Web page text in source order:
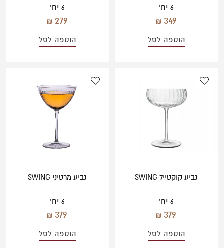
6 יח'
349
הוספה לסל
6 יח'
279
הוספה לסל
גביע קוקטייל SWING
6 יח'
379
הוספה לסל
גביע מרטיני SWING
6 יח'
379
הוספה לסל